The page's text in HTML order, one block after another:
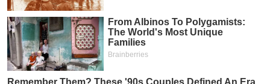
chính